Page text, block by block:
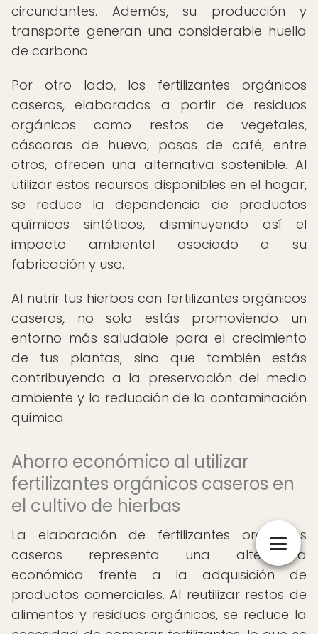
circundantes. Además, su producción y
transporte generan una considerable huella
de carbono.
Por otro lado, los fertilizantes orgánicos
caseros, elaborados a partir de residuos
orgánicos como restos de vegetales,
cáscaras de huevo, posos de café, entre
otros, ofrecen una alternativa sostenible. Al
utilizar estos recursos disponibles en el hogar,
se reduce la dependencia de productos
químicos sintéticos, disminuyendo así el
impacto ambiental asociado a su
fabricación y uso.
Al nutrir tus hierbas con fertilizantes orgánicos
caseros, no solo estás promoviendo un
entorno más saludable para el crecimiento
de tus plantas, sino que también estás
contribuyendo a la preservación del medio
ambiente y la reducción de la contaminación
química.
Ahorro económico al utilizar
fertilizantes orgánicos caseros en
el cultivo de hierbas
La elaboración de fertilizantes orgánicos
caseros representa una alternativa
económica frente a la adquisición de
productos comerciales. Al reutilizar restos de
alimentos y residuos orgánicos, se reduce la